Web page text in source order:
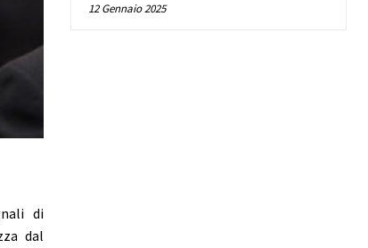
di
dal
12 Gennaio 2025